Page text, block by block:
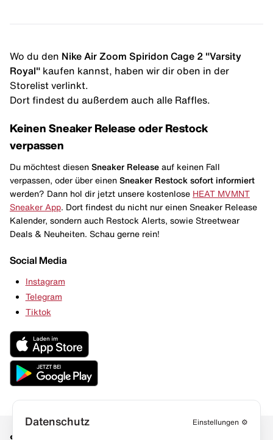
Wo du den Nike Air Zoom Spiridon Cage 2 "Varsity
Royal" kaufen kannst, haben wir dir oben in der
Storelist verlinkt.
Dort findest du außerdem auch alle Raffles.
Keinen Sneaker Release oder Restock
verpassen
Du möchtest diesen Sneaker Release auf keinen Fall
verpassen, oder über einen Sneaker Restock sofort informiert
werden? Dann hol dir jetzt unsere kostenlose HEAT MVMNT
Sneaker App . Dort findest du nicht nur einen Sneaker Release
Kalender, sondern auch Restock Alerts, sowie Streetwear
Deals & Neuheiten. Schau gerne rein!
Social Media
Instagram
Telegram
Tiktok
Datenschutz Einstellungen ⚙️